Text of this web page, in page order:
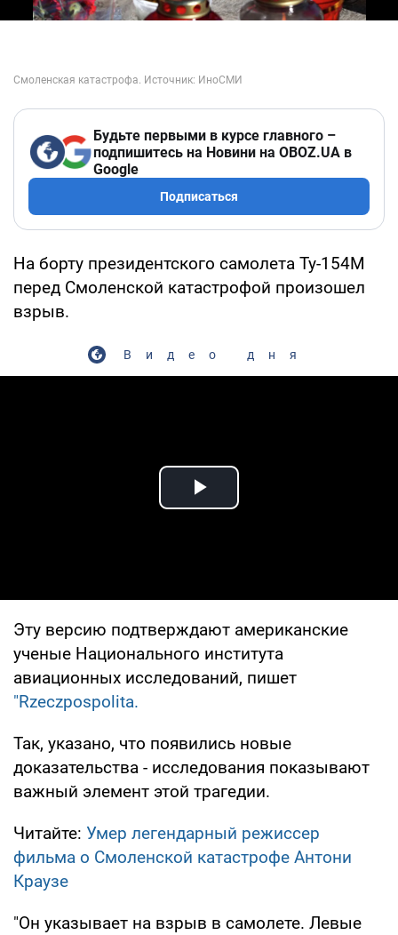
Будьте первыми в курсе главного –
подпишитесь на Новини на OBOZ.UA в
Google
Подписаться
На борту президентского самолета Ту-154М
перед Смоленской катастрофой произошел
взрыв.
Видео дня
Play Video
Эту версию подтверждают американские
ученые Национального института
авиационных исследований, пишет
"Rzeczpospolita.
Так, указано, что появились новые
доказательства - исследования показывают
важный элемент этой трагедии.
Читайте: Умер легендарный режиссер
фильма о Смоленской катастрофе Антони
Краузе
"Он указывает на взрыв в самолете. Левые